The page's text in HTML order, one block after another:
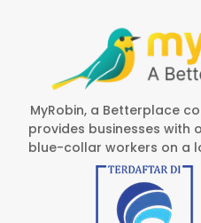
MyRobin, a Betterplace
provides businesses with
blue-collar workers on a